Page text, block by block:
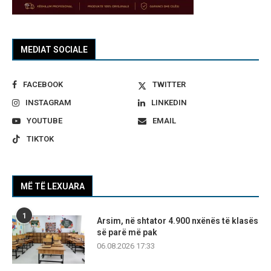
MEDIAT SOCIALE
FACEBOOK
TWITTER
INSTAGRAM
LINKEDIN
YOUTUBE
EMAIL
TIKTOK
MË TË LEXUARA
1
Arsim, në shtator 4.900 nxënës të klasës
së parë më pak
06.08.2026 17:33